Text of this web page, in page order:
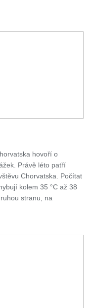
hovoří o
Právě léto patří
Chorvatska. Počítat
kolem 35 °C až 38
stranu, na